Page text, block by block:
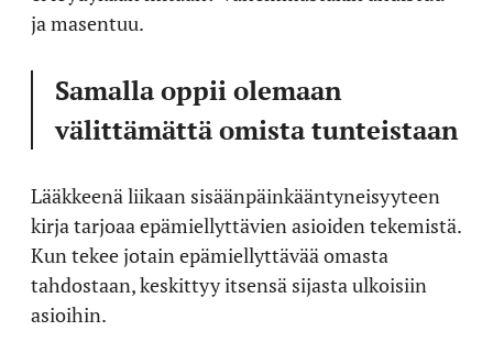
ja masentuu.
Samalla oppii olemaan
välittämättä omista tunteistaan
Lääkkeenä liikaan sisäänpäinkääntyneisyyteen
kirja tarjoaa epämiellyttävien asioiden tekemistä.
Kun tekee jotain epämiellyttävää omasta
tahdostaan, keskittyy itsensä sijasta ulkoisiin
asioihin.